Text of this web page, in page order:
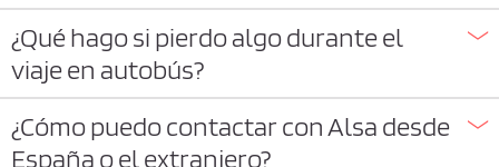
¿Qué hago si pierdo algo durante el
viaje en autobús?
¿Cómo puedo contactar con Alsa desde
España o el extranjero?